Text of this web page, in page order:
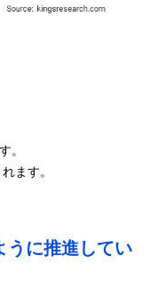
。
ます。
うに推進してい